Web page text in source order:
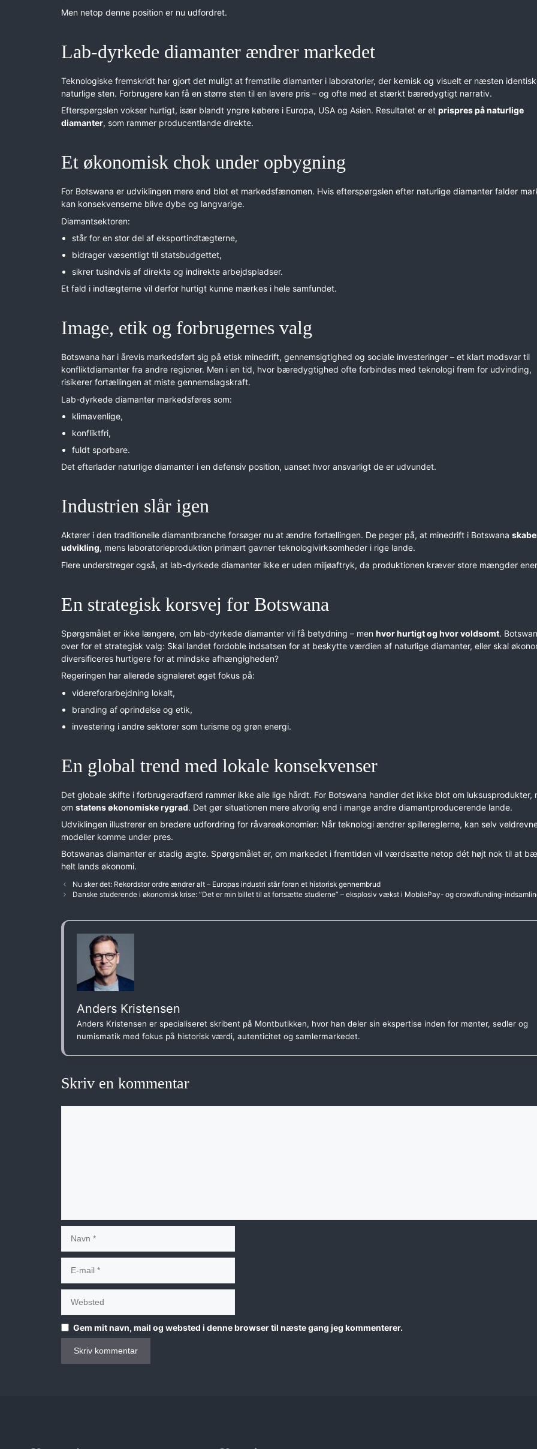
Men netop denne position er nu udfordret.
Lab-dyrkede diamanter ændrer markedet
Teknologiske fremskridt har gjort det muligt at fremstille diamanter i laboratorier, der kemisk og visuelt er næsten
naturlige sten. Forbrugere kan få en større sten til en lavere pris – og ofte med et stærkt bæredygtigt narrativ.
Efterspørgslen vokser hurtigt, især blandt yngre købere i Europa, USA og Asien. Resultatet er et prispres på naturlige
diamanter, som rammer producentlande direkte.
Et økonomisk chok under opbygning
For Botswana er udviklingen mere end blot et markedsfænomen. Hvis efterspørgslen efter naturlige diamanter falder
kan konsekvenserne blive dybe og langvarige.
Diamantsektoren:
står for en stor del af eksportindtægterne,
bidrager væsentligt til statsbudgettet,
sikrer tusindvis af direkte og indirekte arbejdspladser.
Et fald i indtægterne vil derfor hurtigt kunne mærkes i hele samfundet.
Image, etik og forbrugernes valg
Botswana har i årevis markedsført sig på etisk minedrift, gennemsigtighed og sociale investeringer – et klart modsvar til
konfliktdiamanter fra andre regioner. Men i en tid, hvor bæredygtighed ofte forbindes med teknologi frem for udvinding,
risikerer fortællingen at miste gennemslagskraft.
Lab-dyrkede diamanter markedsføres som:
klimavenlige,
konfliktfri,
fuldt sporbare.
Det efterlader naturlige diamanter i en defensiv position, uanset hvor ansvarligt de er udvundet.
Industrien slår igen
Aktører i den traditionelle diamantbranche forsøger nu at ændre fortællingen. De peger på, at minedrift i Botswana
udvikling, mens laboratorieproduktion primært gavner teknologivirksomheder i rige lande.
Flere understreger også, at lab-dyrkede diamanter ikke er uden miljøaftryk, da produktionen kræver store mængder
En strategisk korsvej for Botswana
Spørgsmålet er ikke længere, om lab-dyrkede diamanter vil få betydning – men hvor hurtigt og hvor voldsomt.
over for et strategisk valg: Skal landet fordoble indsatsen for at beskytte værdien af naturlige diamanter, eller skal
diversificeres hurtigere for at mindske afhængigheden?
Regeringen har allerede signaleret øget fokus på:
videreforarbejdning lokalt,
branding af oprindelse og etik,
investering i andre sektorer som turisme og grøn energi.
En global trend med lokale konsekvenser
Det globale skifte i forbrugeradfærd rammer ikke alle lige hårdt. For Botswana handler det ikke blot om luksusprodukter,
om statens økonomiske rygrad. Det gør situationen mere alvorlig end i mange andre diamantproducerende lande.
Udviklingen illustrerer en bredere udfordring for råvareøkonomier: Når teknologi ændrer spillereglerne, kan selv
modeller komme under pres.
Botswanas diamanter er stadig ægte. Spørgsmålet er, om markedet i fremtiden vil værdsætte netop dét højt nok til at
helt lands økonomi.
Nu sker det: Rekordstor ordre ændrer alt – Europas industri står foran et historisk gennembrud
Danske studerende i økonomisk krise: “Det er min billet til at fortsætte studierne” – eksplosiv vækst i MobilePay- og crowdfunding-
Anders Kristensen
Anders Kristensen er specialiseret skribent på Montbutikken, hvor han deler sin ekspertise inden for mønter, sedler og
numismatik med fokus på historisk værdi, autenticitet og samlermarkedet.
Skriv en kommentar
mail
Gem mit navn, mail og websted i denne browser til næste gang jeg kommenterer.